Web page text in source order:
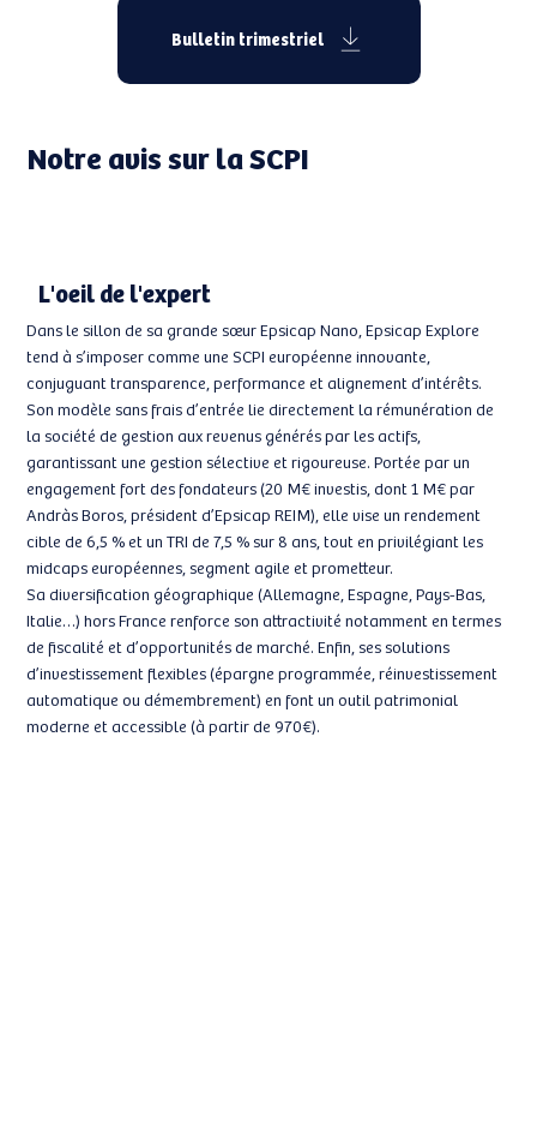
Bulletin trimestriel
Notre avis sur la SCPI
L'oeil de l'expert
Dans le sillon de sa grande sœur Epsicap Nano, Epsicap Explore
tend à s’imposer comme une SCPI européenne innovante,
conjuguant transparence, performance et alignement d’intérêts.
Son modèle sans frais d’entrée lie directement la rémunération de
la société de gestion aux revenus générés par les actifs,
garantissant une gestion sélective et rigoureuse. Portée par un
engagement fort des fondateurs (20 M€ investis, dont 1 M€ par
Andràs Boros, président d’Epsicap REIM), elle vise un rendement
cible de 6,5 % et un TRI de 7,5 % sur 8 ans, tout en privilégiant les
midcaps européennes, segment agile et prometteur.
Sa diversification géographique (Allemagne, Espagne, Pays-Bas,
Italie…) hors France renforce son attractivité notamment en termes
de fiscalité et d’opportunités de marché. Enfin, ses solutions
d’investissement flexibles (épargne programmée, réinvestissement
automatique ou démembrement) en font un outil patrimonial
moderne et accessible (à partir de 970€).